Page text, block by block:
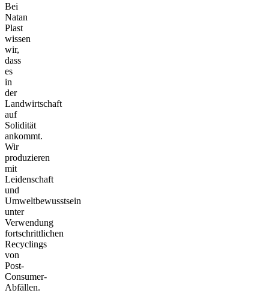
Bei
Natan
Plast
wissen
wir,
dass
es
in
der
Landwirtschaft
auf
Solidität
ankommt.
Wir
produzieren
mit
Leidenschaft
und
Umweltbewusstsein
unter
Verwendung
fortschrittlichen
Recyclings
von
Post-
Consumer-
Abfällen.